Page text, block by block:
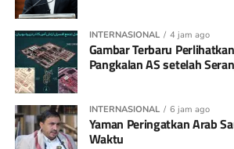
INTERNASIONAL 4 jam ago
Gambar Terbaru
Pangkalan AS setelah
INTERNASIONAL 6 jam ago
Yaman Peringatkan Arab
Waktu